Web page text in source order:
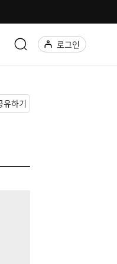
로그인
유하기